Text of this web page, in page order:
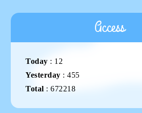
Access
Today : 12
Yesterday :455
Total :672218